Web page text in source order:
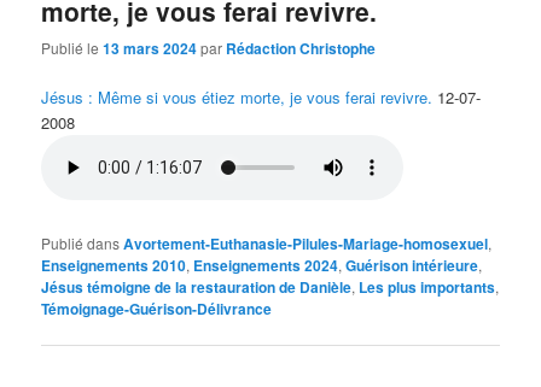
morte, je vous ferai revivre.
Publié le13 mars 2024par Rédaction Christophe
Jésus : Même si vous étiez morte, je vous ferai revivre. 12-07-
2008
Publié dansAvortement-Euthanasie-Pilules-Mariage-homosexuel,
Enseignements 2010, Enseignements 2024,Guérison intérieure,
Jésus témoigne de la restauration de Danièle, Les plus importants,
Témoignage-Guérison-Délivrance